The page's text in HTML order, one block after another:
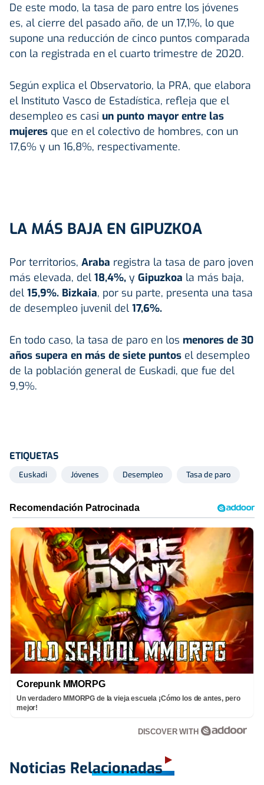
De este modo, la tasa de paro entre los jóvenes
es, al cierre del pasado año, de un 17,1%, lo que
supone una reducción de cinco puntos comparada
con la registrada en el cuarto trimestre de 2020.
Según explica el Observatorio, la PRA, que elabora
el Instituto Vasco de Estadística, refleja que el
desempleo es casi un punto mayor entre las
mujeres que en el colectivo de hombres, con un
17,6% y un 16,8%, respectivamente.
LA MÁS BAJA EN GIPUZKOA
Por territorios, Araba registra la tasa de paro joven
más elevada, del 18,4%, y Gipuzkoa la más baja,
del 15,9%. Bizkaia, por su parte, presenta una tasa
de desempleo juvenil del 17,6%.
En todo caso, la tasa de paro en los menores de 30
años supera en más de siete puntos el desempleo
de la población general de Euskadi, que fue del
9,9%.
ETIQUETAS
Euskadi Jóvenes Desempleo Tasa de paro
Corepunk MMORPG
Un verdadero MMORPG de la vieja escuela ¡Cómo los de antes, pero
mejor!
DISCOVER WITH
Noticias Relacionadas